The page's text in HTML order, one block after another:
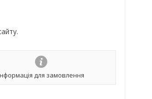
для замовлення